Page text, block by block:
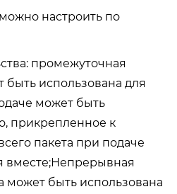
настроить по
промежуточная
использована для
может быть
прикрепленное к
пакета при подаче
вместе;Непрерывная
быть использована